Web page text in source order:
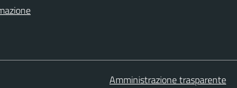
Amministrazione trasparente